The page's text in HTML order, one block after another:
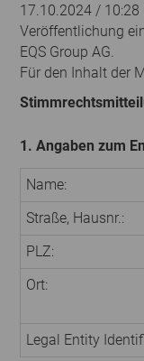
17.10.2024 / 10:28
Veröffentlichung
EQS Group AG.
Für den Inhalt der
1. Angaben zum
Name:
Straße, Hausnr.:
PLZ:
Ort:
Legal Entity